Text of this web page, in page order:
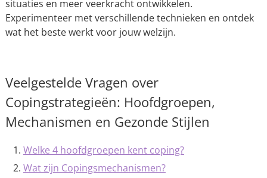
situaties en meer veerkracht ontwikkelen.
Experimenteer met verschillende technieken en ontdek
wat het beste werkt voor jouw welzijn.
Veelgestelde Vragen over
Copingstrategieën: Hoofdgroepen,
Mechanismen en Gezonde Stijlen
Welke 4 hoofdgroepen kent coping?
Wat zijn Copingsmechanismen?